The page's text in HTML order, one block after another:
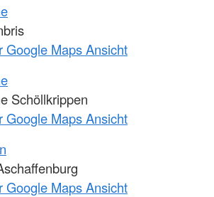
Google Maps Ansicht
Schöllkrippen
Google Maps Ansicht
Google Maps Ansicht